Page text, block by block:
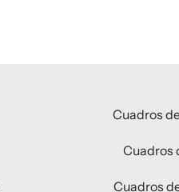
Cuadros
Cuadros
Cuadros